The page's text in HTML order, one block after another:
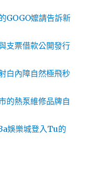
GOGO嬤請告訴新
支票借款公開發行
白內障自然極飛秒
的熱泵維修品牌自
娛樂城登入Tu的